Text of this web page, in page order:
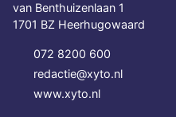
van Benthuizenlaan 1
1701 BZ Heerhugowaard
072 8200 600
redactie@xyto.nl
www.xyto.nl